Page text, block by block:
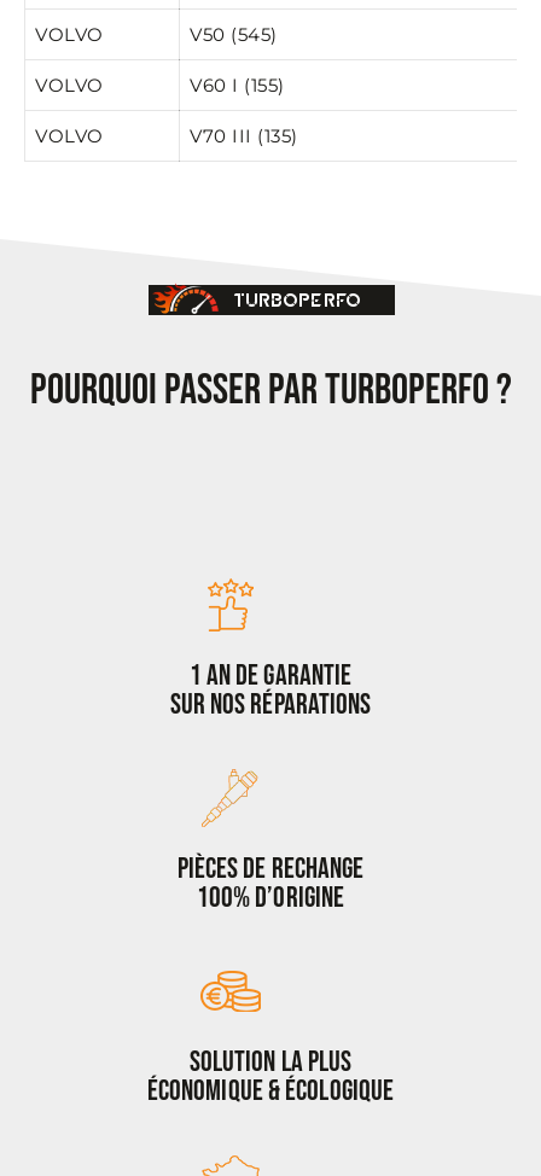
VOLVO V50 (545)
VOLVO V60 I (155)
VOLVO V70 III (135)
TURBOPERFO
POURQUOI PASSER PAR TURBOPERFO ?
1 an de garantie
sur nos réparations
Pièces de rechange
100% d’origine
Solution la plus
Économique & Écologique